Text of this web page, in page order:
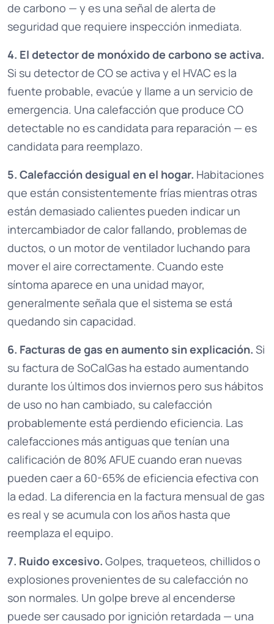
de carbono — y es una señal de alerta de
seguridad que requiere inspección inmediata.
4. El detector de monóxido de carbono se activa.
Si su detector de CO se activa y el HVAC es la
fuente probable, evacúe y llame a un servicio de
emergencia. Una calefacción que produce CO
detectable no es candidata para reparación — es
candidata para reemplazo.
5. Calefacción desigual en el hogar. Habitaciones
que están consistentemente frías mientras otras
están demasiado calientes pueden indicar un
intercambiador de calor fallando, problemas de
ductos, o un motor de ventilador luchando para
mover el aire correctamente. Cuando este
síntoma aparece en una unidad mayor,
generalmente señala que el sistema se está
quedando sin capacidad.
6. Facturas de gas en aumento sin explicación. Si
su factura de SoCalGas ha estado aumentando
durante los últimos dos inviernos pero sus hábitos
de uso no han cambiado, su calefacción
probablemente está perdiendo eficiencia. Las
calefacciones más antiguas que tenían una
calificación de 80% AFUE cuando eran nuevas
pueden caer a 60-65% de eficiencia efectiva con
la edad. La diferencia en la factura mensual de gas
es real y se acumula con los años hasta que
reemplaza el equipo.
7. Ruido excesivo. Golpes, traqueteos, chillidos o
explosiones provenientes de su calefacción no
son normales. Un golpe breve al encenderse
puede ser causado por ignición retardada — una